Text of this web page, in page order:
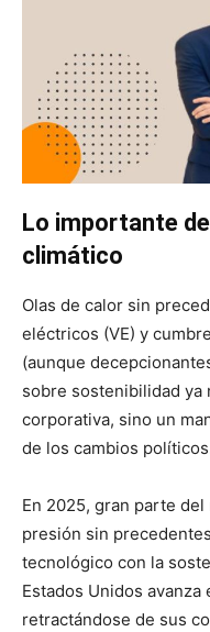
Lo importante
climático
Olas de calor sin
eléctricos (VE) y
(aunque
sobre sostenibilidad ya
corporativa, sino un
de los cambios
En 2025, gran parte
presión sin
tecnológico con la
Estados Unidos
retractándose de sus